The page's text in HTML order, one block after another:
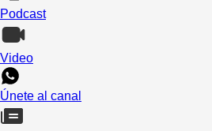
Podcast
Video
Únete al canal